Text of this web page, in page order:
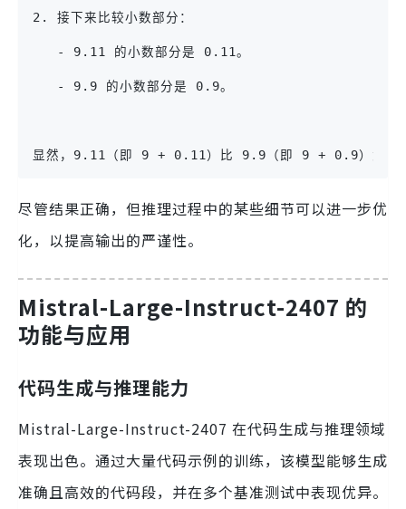
2. 接下来比较小数部分：
   - 9.11 的小数部分是 0.11。
   - 9.9 的小数部分是 0.9。
显然，9.11（即 9 + 0.11）比 9.9（即 9 + 0.9）大
尽管结果正确，但推理过程中的某些细节可以进一步优
化，以提高输出的严谨性。
Mistral-Large-Instruct-2407 的
功能与应用
代码生成与推理能力
Mistral-Large-Instruct-2407 在代码生成与推理领域
表现出色。通过大量代码示例的训练，该模型能够生成
准确且高效的代码段，并在多个基准测试中表现优异。